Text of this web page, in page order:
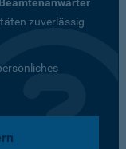
zuverlässig